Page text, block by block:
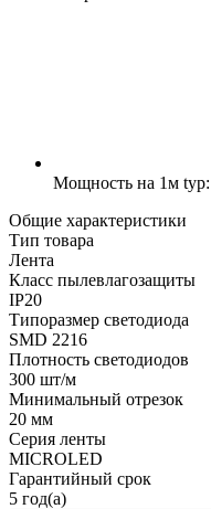
Мощность на 1м
Общие характеристики
Тип товара
Лента
Класс пылевлагозащиты
IP20
Типоразмер светодиода
SMD 2216
Плотность светодиодов
300 шт/м
Минимальный отрезок
20 мм
Серия ленты
MICROLED
Гарантийный срок
5 год(а)